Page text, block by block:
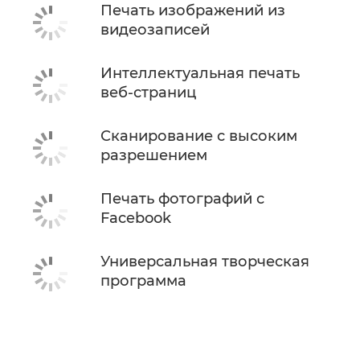
Печать изображений из
видеозаписей
Интеллектуальная печать
веб-страниц
Сканирование с высоким
разрешением
Печать фотографий с
Facebook
Универсальная творческая
программа